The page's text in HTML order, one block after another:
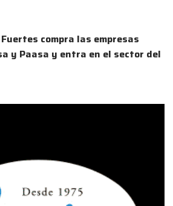
compra las empresas
y Paasa y entra en el sector del